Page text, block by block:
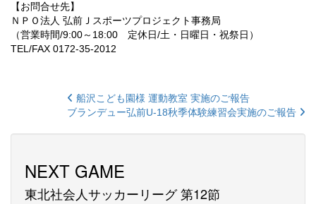
【お問合せ先】
ＮＰＯ法人 弘前Ｊスポーツプロジェクト事務局
（営業時間/9:00～18:00 定休日/土・日曜日・祝祭日）
TEL/FAX 0172-35-2012
船沢こども園様 運動教室 実施のご報告
ブランデュー弘前U-18秋季体験練習会実施のご報告
NEXT GAME
東北社会人サッカーリーグ 第12節